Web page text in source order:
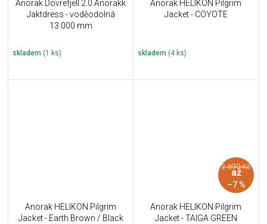
Anorak Dovrefjell 2.0 Anorakk
Jaktdress - voděodolná
13.000 mm
skladem (1 ks)
Anorak HELIKON Pilgrim
Jacket - COYOTE
skladem (4 ks)
Anorak HELIKON Pilgrim
Jacket - Earth Brown / Black
2 690 Kč
až
–7 %
Anorak HELIKON Pilgrim
Jacket - TAIGA GREEN